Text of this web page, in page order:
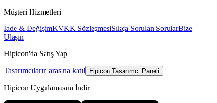
Müşteri Hizmetleri
İade & DeğişimKVKK SözleşmesiSıkça Sorulan SorularBize
Ulaşın
Hipicon'da Satış Yap
Tasarımcıların arasına katıl Hipicon Tasarımcı Paneli
Hipicon Uygulamasını İndir